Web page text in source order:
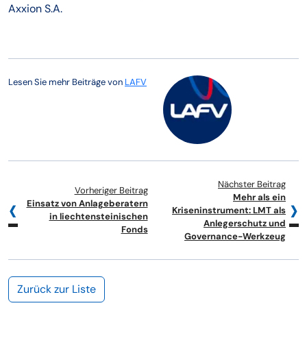
Axxion S.A.
Lesen Sie mehr Beiträge von LAFV
Vorheriger Beitrag
Einsatz von Anlageberatern
in liechtensteinischen
Fonds
Nächster Beitrag
Mehr als ein
Kriseninstrument: LMT als
Anlegerschutz und
Governance-Werkzeug
Zurück zur Liste